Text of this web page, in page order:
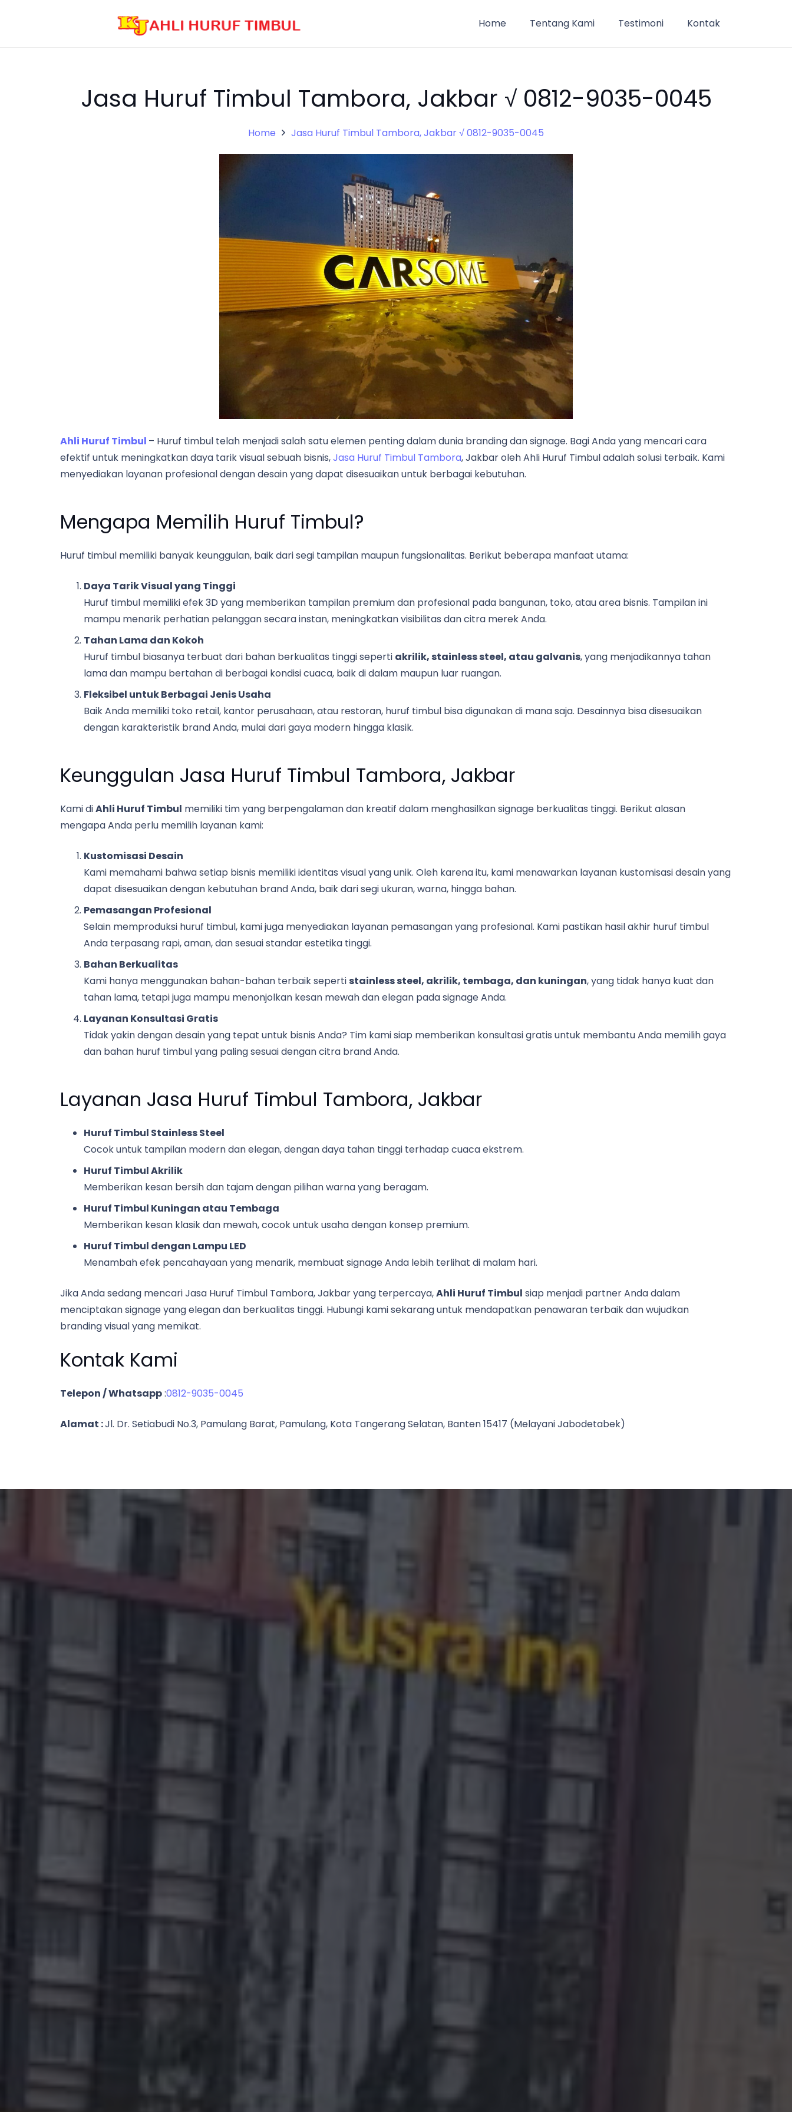
Home Tentang Kami Testimoni Kontak
Jasa Huruf Timbul Tambora, Jakbar √ 0812-9035-0045
Home Jasa Huruf Timbul Tambora, Jakbar √ 0812-9035-0045
Ahli Huruf Timbul – Huruf timbul telah menjadi salah satu elemen penting dalam dunia branding dan signage. Bagi Anda yang mencari cara
efektif untuk meningkatkan daya tarik visual sebuah bisnis,Jasa Huruf Timbul Tambora, Jakbar oleh Ahli Huruf Timbul adalah solusi terbaik. Kami
menyediakan layanan profesional dengan desain yang dapat disesuaikan untuk berbagai kebutuhan.
Mengapa Memilih Huruf Timbul?
Huruf timbul memiliki banyak keunggulan, baik dari segi tampilan maupun fungsionalitas. Berikut beberapa manfaat utama:
Daya Tarik Visual yang Tinggi
Huruf timbul memiliki efek 3D yang memberikan tampilan premium dan profesional pada bangunan, toko, atau area bisnis. Tampilan ini
mampu menarik perhatian pelanggan secara instan, meningkatkan visibilitas dan citra merek Anda.
Tahan Lama dan Kokoh
Huruf timbul biasanya terbuat dari bahan berkualitas tinggi seperti akrilik, stainless steel, atau galvanis, yang menjadikannya tahan
lama dan mampu bertahan di berbagai kondisi cuaca, baik di dalam maupun luar ruangan.
Fleksibel untuk Berbagai Jenis Usaha
Baik Anda memiliki toko retail, kantor perusahaan, atau restoran, huruf timbul bisa digunakan di mana saja. Desainnya bisa disesuaikan
dengan karakteristik brand Anda, mulai dari gaya modern hingga klasik.
Keunggulan Jasa Huruf Timbul Tambora, Jakbar
Kami diAhli Huruf Timbul memiliki tim yang berpengalaman dan kreatif dalam menghasilkan signage berkualitas tinggi. Berikut alasan
mengapa Anda perlu memilih layanan kami:
Kustomisasi Desain
Kami memahami bahwa setiap bisnis memiliki identitas visual yang unik. Oleh karena itu, kami menawarkan layanan kustomisasi desain yang
dapat disesuaikan dengan kebutuhan brand Anda, baik dari segi ukuran, warna, hingga bahan.
Pemasangan Profesional
Selain memproduksi huruf timbul, kami juga menyediakan layanan pemasangan yang profesional. Kami pastikan hasil akhir huruf timbul
Anda terpasang rapi, aman, dan sesuai standar estetika tinggi.
Bahan Berkualitas
Kami hanya menggunakan bahan-bahan terbaik seperti stainless steel, akrilik, tembaga, dan kuningan, yang tidak hanya kuat dan
tahan lama, tetapi juga mampu menonjolkan kesan mewah dan elegan pada signage Anda.
Layanan Konsultasi Gratis
Tidak yakin dengan desain yang tepat untuk bisnis Anda? Tim kami siap memberikan konsultasi gratis untuk membantu Anda memilih gaya
dan bahan huruf timbul yang paling sesuai dengan citra brand Anda.
Layanan Jasa Huruf Timbul Tambora, Jakbar
Huruf Timbul Stainless Steel
Cocok untuk tampilan modern dan elegan, dengan daya tahan tinggi terhadap cuaca ekstrem.
Huruf Timbul Akrilik
Memberikan kesan bersih dan tajam dengan pilihan warna yang beragam.
Huruf Timbul Kuningan atau Tembaga
Memberikan kesan klasik dan mewah, cocok untuk usaha dengan konsep premium.
Huruf Timbul dengan Lampu LED
Menambah efek pencahayaan yang menarik, membuat signage Anda lebih terlihat di malam hari.
Jika Anda sedang mencari Jasa Huruf Timbul Tambora, Jakbar yang terpercaya,Ahli Huruf Timbul siap menjadi partner Anda dalam
menciptakan signage yang elegan dan berkualitas tinggi. Hubungi kami sekarang untuk mendapatkan penawaran terbaik dan wujudkan
branding visual yang memikat.
Kontak Kami
Telepon / Whatsapp:0812-9035-0045
Alamat :Jl. Dr. Setiabudi No.3, Pamulang Barat, Pamulang, Kota Tangerang Selatan, Banten 15417 (Melayani Jabodetabek)